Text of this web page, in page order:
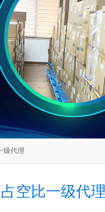
级代理
空比一级代理